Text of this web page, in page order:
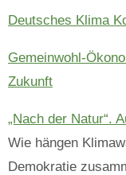
Deutsches Klima
Gemeinwohl-
Zukunft
„Nach der Natur“.
Wie hängen
Demokratie